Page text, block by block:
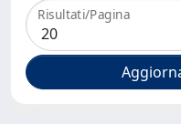
Risultati/Pagina